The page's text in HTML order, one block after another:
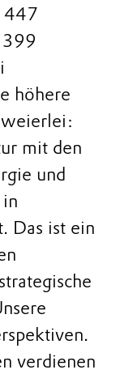
447
höhere
mit den
und
Das ist ein
verdienen